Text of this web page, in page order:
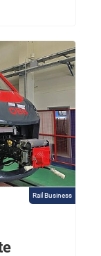
Rail Business